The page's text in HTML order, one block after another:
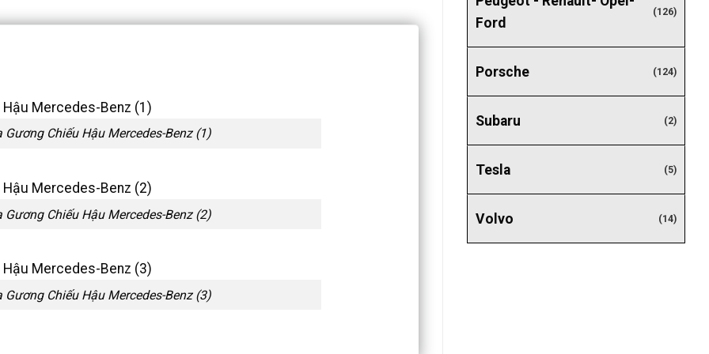
Ford
(126)
Porsche (124)
Subaru (2)
Tesla (5)
Volvo (14)
Chiếu Hậu Mercedes-Benz (1)
Chiếu Hậu Mercedes-Benz (2)
Chiếu Hậu Mercedes-Benz (3)